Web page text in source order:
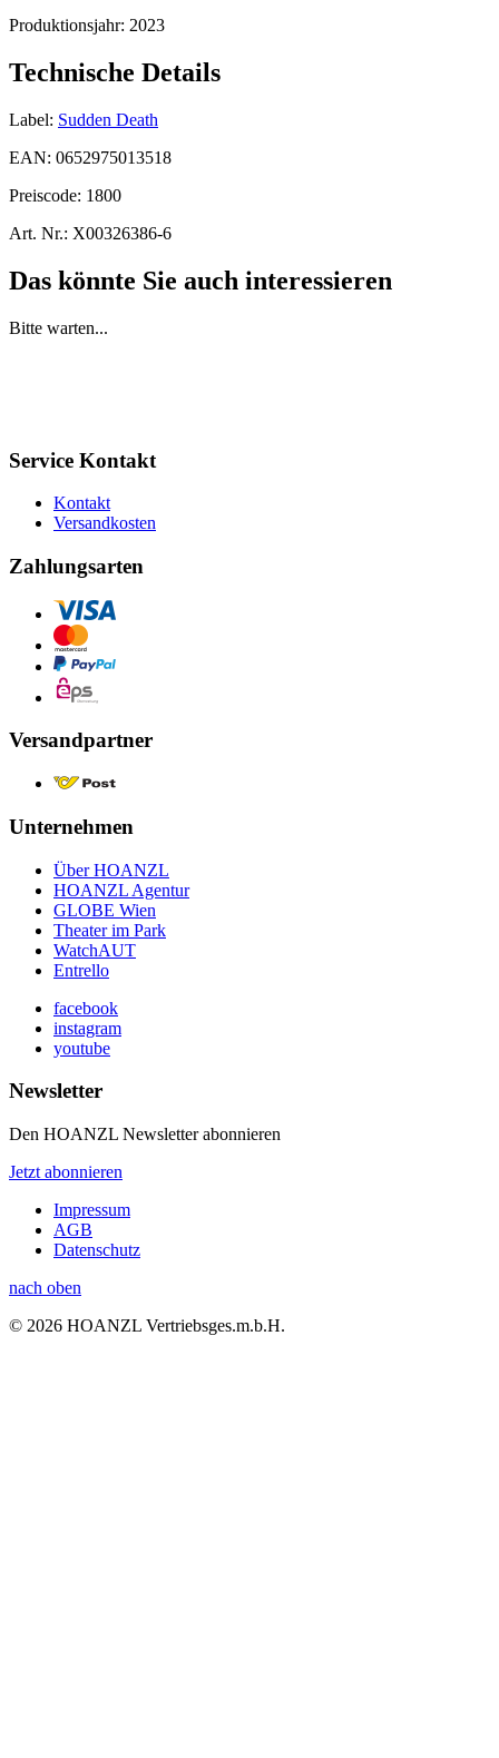
Produktionsjahr: 2023
Technische Details
Label: Sudden Death
EAN: 0652975013518
Preiscode: 1800
Art. Nr.: X00326386-6
Das könnte Sie auch interessieren
Bitte warten...
Service Kontakt
Kontakt
Versandkosten
Zahlungsarten
Versandpartner
Unternehmen
Über HOANZL
HOANZL Agentur
GLOBE Wien
Theater im Park
WatchAUT
Entrello
facebook
instagram
youtube
Newsletter
Den HOANZL Newsletter abonnieren
Jetzt abonnieren
Impressum
AGB
Datenschutz
nach oben
© 2026 HOANZL Vertriebsges.m.b.H.